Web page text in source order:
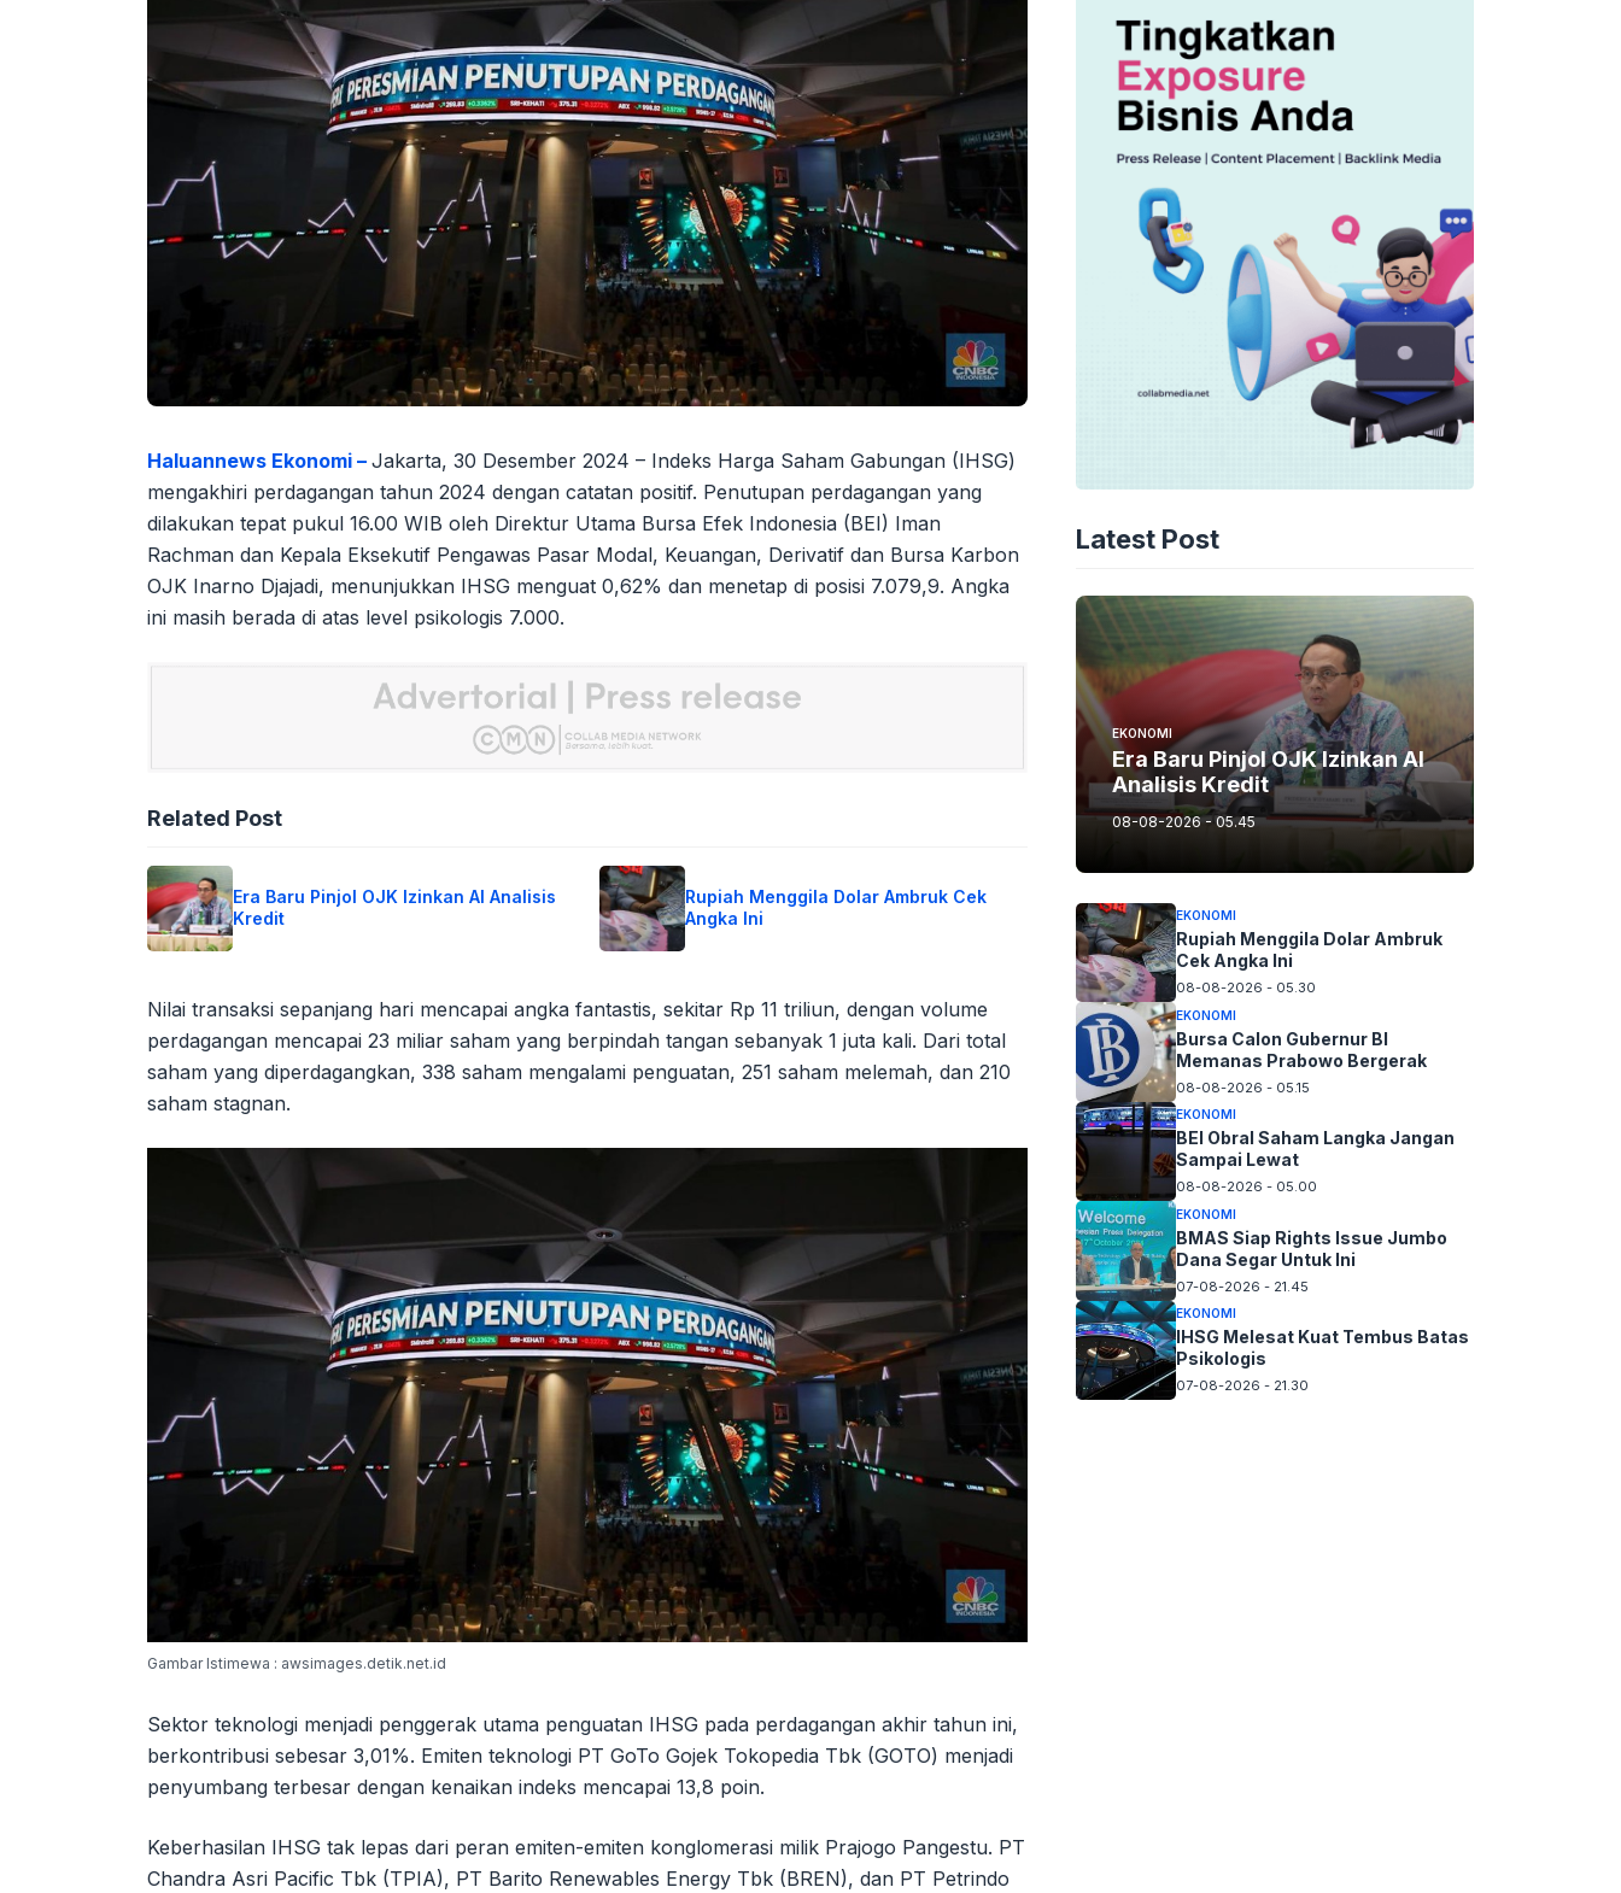
Haluannews Ekonomi – Jakarta, 30 Desember 2024 – Indeks Harga Saham Gabungan (IHSG)
mengakhiri perdagangan tahun 2024 dengan catatan positif. Penutupan perdagangan yang
dilakukan tepat pukul 16.00 WIB oleh Direktur Utama Bursa Efek Indonesia (BEI) Iman
Rachman dan Kepala Eksekutif Pengawas Pasar Modal, Keuangan, Derivatif dan Bursa Karbon
OJK Inarno Djajadi, menunjukkan IHSG menguat 0,62% dan menetap di posisi 7.079,9. Angka
ini masih berada di atas level psikologis 7.000.
Related Post
Era Baru Pinjol OJK Izinkan AI Analisis
Kredit
Rupiah Menggila Dolar Ambruk Cek
Angka Ini
Nilai transaksi sepanjang hari mencapai angka fantastis, sekitar Rp 11 triliun, dengan volume
perdagangan mencapai 23 miliar saham yang berpindah tangan sebanyak 1 juta kali. Dari total
saham yang diperdagangkan, 338 saham mengalami penguatan, 251 saham melemah, dan 210
saham stagnan.
Gambar Istimewa : awsimages.detik.net.id
Sektor teknologi menjadi penggerak utama penguatan IHSG pada perdagangan akhir tahun ini,
berkontribusi sebesar 3,01%. Emiten teknologi PT GoTo Gojek Tokopedia Tbk (GOTO) menjadi
penyumbang terbesar dengan kenaikan indeks mencapai 13,8 poin.
Keberhasilan IHSG tak lepas dari peran emiten-emiten konglomerasi milik Prajogo Pangestu. PT
Chandra Asri Pacific Tbk (TPIA), PT Barito Renewables Energy Tbk (BREN), dan PT Petrindo
Latest Post
EKONOMI
Era Baru Pinjol OJK Izinkan AI
Analisis Kredit
08-08-2026 - 05.45
EKONOMI
Rupiah Menggila Dolar Ambruk
Cek Angka Ini
08-08-2026 - 05.30
EKONOMI
Bursa Calon Gubernur BI
Memanas Prabowo Bergerak
08-08-2026 - 05.15
EKONOMI
BEI Obral Saham Langka Jangan
Sampai Lewat
08-08-2026 - 05.00
EKONOMI
BMAS Siap Rights Issue Jumbo
Dana Segar Untuk Ini
07-08-2026 - 21.45
EKONOMI
IHSG Melesat Kuat Tembus Batas
Psikologis
07-08-2026 - 21.30